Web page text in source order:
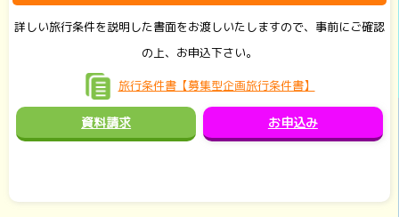
詳しい旅行条件を説明した書面をお渡しいたしますので、事前にご確認
の上、お申込下さい。
旅行条件書【募集型企画旅行条件書】
資料請求 お申込み